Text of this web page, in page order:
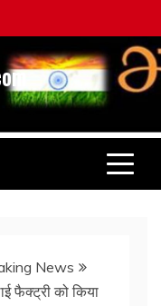
News
फैक्ट्री को किया